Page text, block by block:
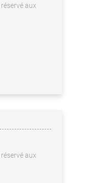
réservé aux
réservé aux